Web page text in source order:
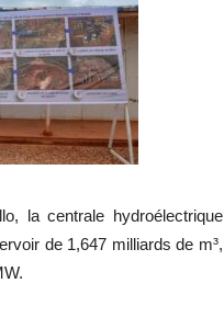
la centrale hydroélectrique
de 1,647 milliards de m³,